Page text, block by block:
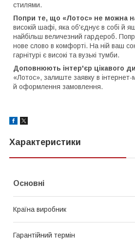
стилями.
Попри те, що «Лотос» не можна
високій шафі, яка об'єднує в собі й
найбільш величезний гардероб.
нове слово в комфорті. На ній ваш
гарнітурі є високі та вузькі тумби.
Доповнюють інтер'єр цікавого
«Лотос», залиште заявку в
й оформлення замовлення.
Характеристики
Основні
Країна виробник
Гарантійний термін